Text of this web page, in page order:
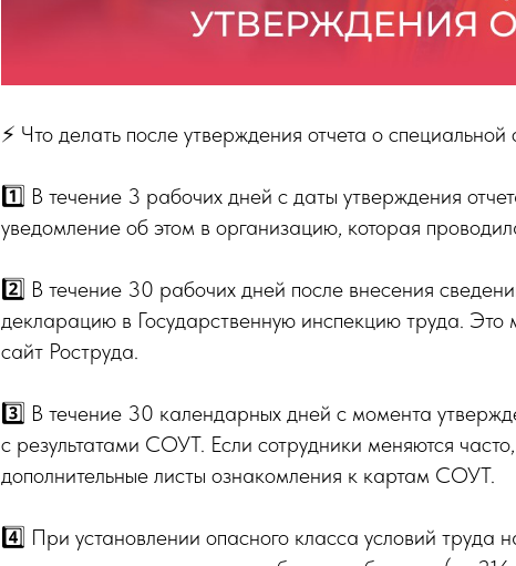
⚡️ Что делать после утверждения отчета о
1️⃣ В течение 3 рабочих дней с даты утверждения
уведомление об этом в организацию, которая
2️⃣ В течение 30 рабочих дней после внесения
декларацию в Государственную инспекцию труда.
сайт Роструда.
3️⃣ В течение 30 календарных дней с момента
с результатами СОУТ. Если сотрудники меняются
дополнительные листы ознакомления к картам СОУТ.
4️⃣ При установлении опасного класса условий труда